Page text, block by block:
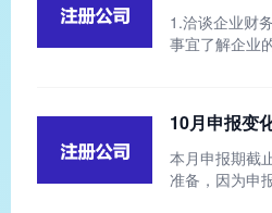
新闻中心
1.洽谈企业财
事宜了解企业
工作的第一
的财务状况
企业财务的代
况，选择一个
作的核心，需
10月申报变
本月申报期截
准备，因为申
根据国家税